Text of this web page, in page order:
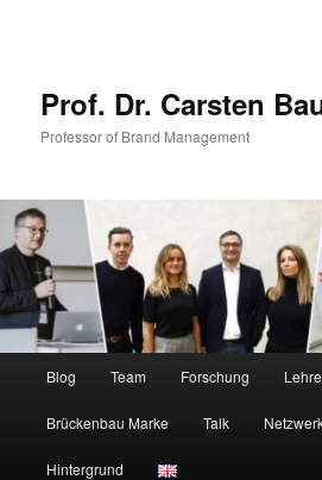
Prof. Dr. Carsten
Professor of Brand Management
Blog Team Forschung Lehre
Brückenbau Marke Talk
Hintergrund